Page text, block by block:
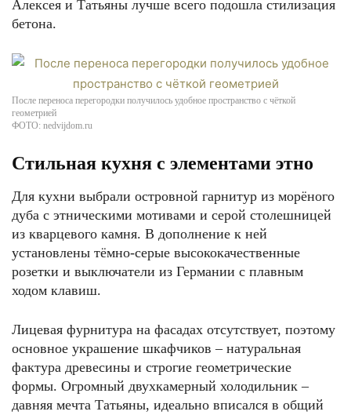
Алексея и Татьяны лучше всего подошла стилизация
бетона.
После переноса перегородки получилось удобное пространство с чёткой
геометрией
ФОТО: nedvijdom.ru
Стильная кухня с элементами этно
Для кухни выбрали островной гарнитур из морёного
дуба с этническими мотивами и серой столешницей
из кварцевого камня. В дополнение к ней
установлены тёмно-серые высококачественные
розетки и выключатели из Германии с плавным
ходом клавиш.
Лицевая фурнитура на фасадах отсутствует, поэтому
основное украшение шкафчиков – натуральная
фактура древесины и строгие геометрические
формы. Огромный двухкамерный холодильник –
давняя мечта Татьяны, идеально вписался в общий